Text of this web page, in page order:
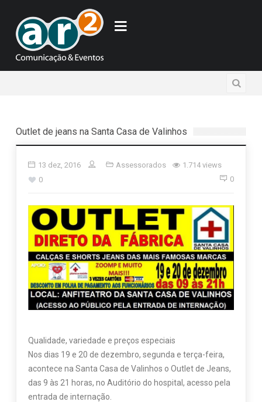
Outlet de jeans na Santa Casa de Valinhos
13 dez, 2016 Assessorados
1.714 views
0
0
Qualidade, variedade e preços especiais
Nos dias 19 e 20 de dezembro, segunda e terça-feira,
acontece na Santa Casa de Valinhos o Outlet de Jeans,
das 9 às 21 horas, no Auditório do hospital, acesso pela
entrada de internação.